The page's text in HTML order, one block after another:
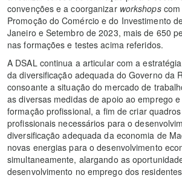
convenções e a coorganizar workshopscom
Promoção do Comércio e do Investimento
Janeiro e Setembro de 2023, mais de 650
nas formações e testes acima referidos.
A DSAL continua a articular com a
da diversificação adequada do Governo da
consoante a situação do mercado de
as diversas medidas de apoio ao emprego
formação profissional, a fim de criar
profissionais necessários para o
diversificação adequada da economia de
novas energias para o desenvolvimento
simultaneamente, alargando as
desenvolvimento no emprego dos